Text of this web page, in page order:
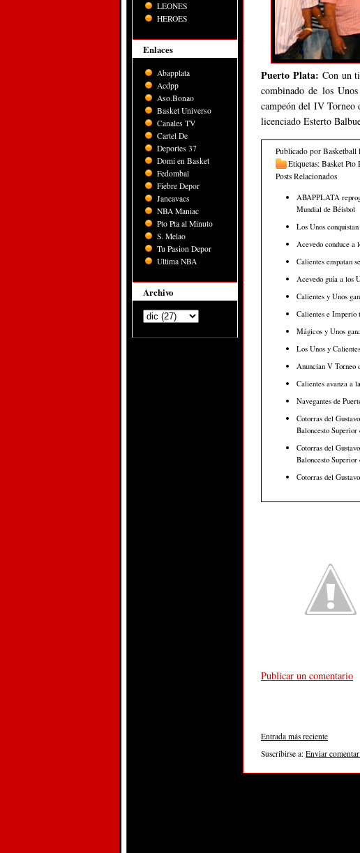
LEONES
HEROES
Enlaces
Abapplata
Acdpp
Aso.Bonao
Basket Universo
Canales TV
Cartel De
Deportes 37
Domi en Basket
Fedombal
Fiebre Depor
Jancavacs
NBA Maniac
Pto Pta al Minuto
S. Melao
Tu Pasion Depor
Ultima NBA
Archivo
Puerto Plata:Con un
combinado de los
campeón del IV Torneo
licenciado Esterto
Publicado por Basketball
Etiquetas: Basket Pto
Posts Relacionados
ABAPPLATA
Mundial de Béisbol
Los Unos
Acevedo conduce a
Calientes empatan
Acevedo guía a los
Calientes y Unos
Calientes e Imperio
Mágicos y Unos
Los Unos y
Anuncian V Torneo
Calientes avanza a
Navegantes de
Cotorras del
Baloncesto Superior
Cotorras del
Baloncesto Superior
Cotorras del
Publicar un comentario
Entrada más reciente
Suscribirse a: Enviar